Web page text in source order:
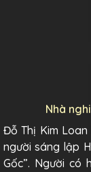
Nhà
Đỗ Thị Kim
người sáng lập
Gốc”. Người có